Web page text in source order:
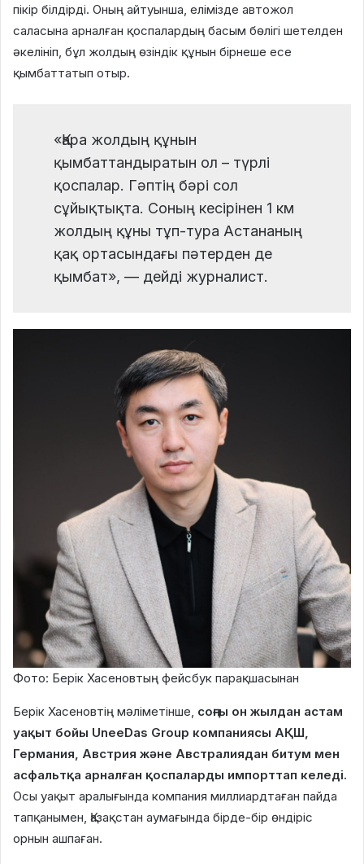
пікір білдірді. Оның айтуынша, елімізде автожол
саласына арналған қоспалардың басым бөлігі шетелден
әкелініп, бұл жолдың өзіндік құнын бірнеше есе
қымбаттатып отыр.
«Қара жолдың құнын
қымбаттандыратын ол – түрлі
қоспалар. Гәптің бәрі сол
сұйықтықта. Соның кесірінен 1 км
жолдың құны тұп-тура Астананың
қақ ортасындағы пәтерден де
қымбат», — дейді журналист.
Фото: Берік Хасеновтың фейсбук парақшасынан
Берік Хасеновтің мәліметінше, соңғы он жылдан астам
уақыт бойы UneeDas Group компаниясы АҚШ,
Германия, Австрия және Австралиядан битум мен
асфальтқа арналған қоспаларды импорттап келеді.
Осы уақыт аралығында компания миллиардтаған пайда
тапқанымен, Қазақстан аумағында бірде-бір өндіріс
орнын ашпаған.